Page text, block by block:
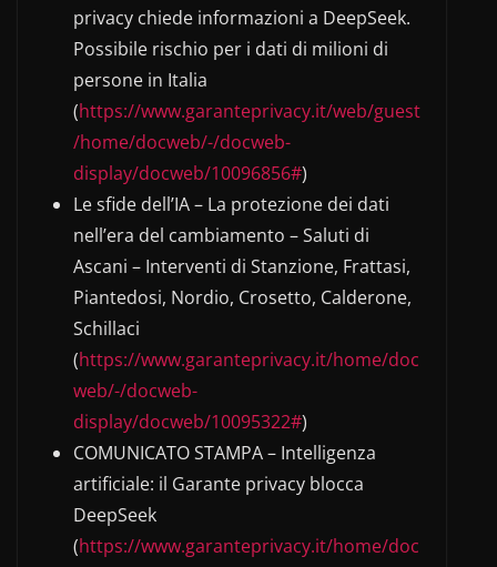
privacy chiede informazioni a DeepSeek.
Possibile rischio per i dati di milioni di
persone in Italia
(https://www.garanteprivacy.it/web/guest
/home/docweb/-/docweb-
display/docweb/10096856#)
Le sfide dell’IA – La protezione dei dati
nell’era del cambiamento – Saluti di
Ascani – Interventi di Stanzione, Frattasi,
Piantedosi, Nordio, Crosetto, Calderone,
Schillaci
(https://www.garanteprivacy.it/home/doc
web/-/docweb-
display/docweb/10095322#)
COMUNICATO STAMPA – Intelligenza
artificiale: il Garante privacy blocca
DeepSeek
(https://www.garanteprivacy.it/home/doc